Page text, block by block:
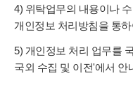
4) 위탁업무의 내용이나
개인정보 처리방침을 통
5) 개인정보 처리 업무를
국외 수집 및 이전'에서 안